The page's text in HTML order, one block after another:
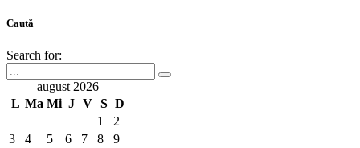
Caută
Search for:
august 2026
L Ma Mi J V S D
1
2
3
4 5 6 7 8
9